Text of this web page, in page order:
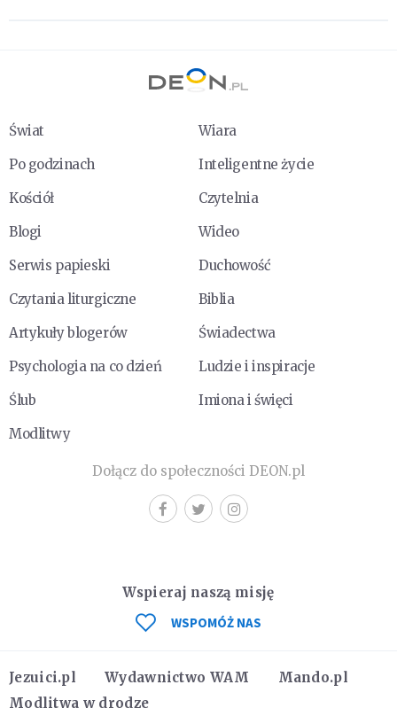
Świat
Wiara
Po godzinach
Inteligentne życie
Kościół
Czytelnia
Blogi
Wideo
Serwis papieski
Duchowość
Czytania liturgiczne
Biblia
Artykuły blogerów
Świadectwa
Psychologia na co dzień
Ludzie i inspiracje
Ślub
Imiona i święci
Modlitwy
Dołącz do społeczności DEON.pl
Jezuici.pl Wydawnictwo WAM
Mando.pl
Modlitwa w drodze
Wspieraj naszą misję
WSPOMÓŻ NAS